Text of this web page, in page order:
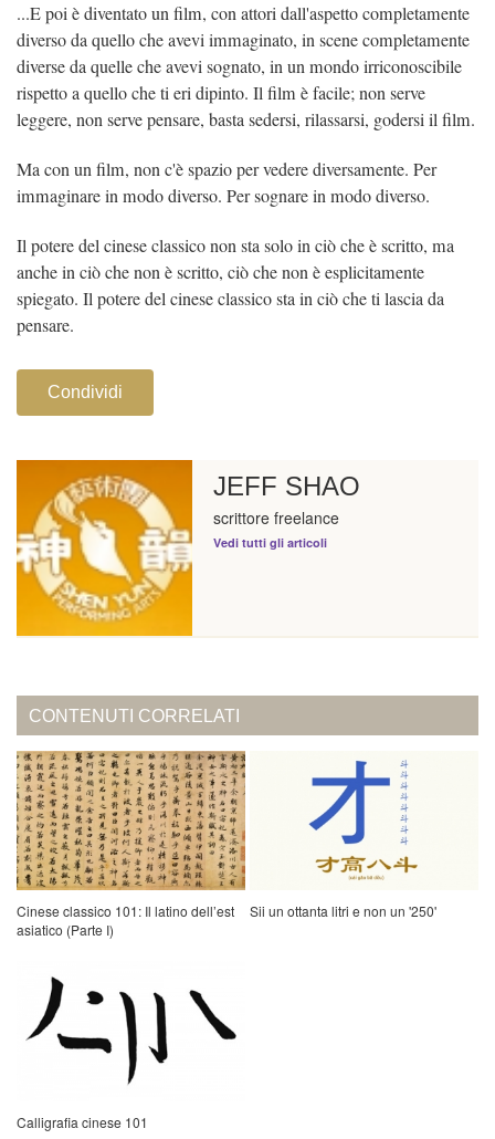
...E poi è diventato un film, con attori dall'aspetto completamente
diverso da quello che avevi immaginato, in scene completamente
diverse da quelle che avevi sognato, in un mondo irriconoscibile
rispetto a quello che ti eri dipinto. Il film è facile; non serve
leggere, non serve pensare, basta sedersi, rilassarsi, godersi il film.
Ma con un film, non c'è spazio per vedere diversamente. Per
immaginare in modo diverso. Per sognare in modo diverso.
Il potere del cinese classico non sta solo in ciò che è scritto, ma
anche in ciò che non è scritto, ciò che non è esplicitamente
spiegato. Il potere del cinese classico sta in ciò che ti lascia da
pensare.
Condividi
JEFF SHAO
scrittore freelance
Vedi tutti gli articoli
CONTENUTI CORRELATI
Cinese classico 101: Il latino dell’est
asiatico (Parte I)
Sii un ottanta litri e non un '250'
Calligrafia cinese 101